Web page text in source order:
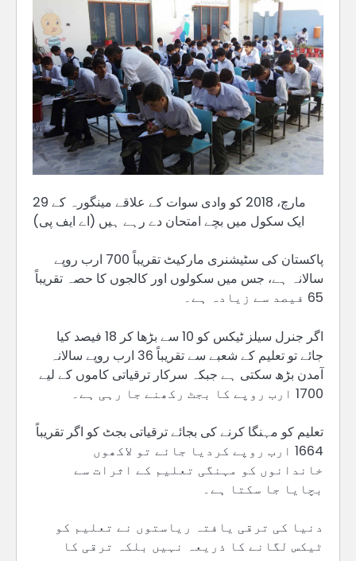
29 مارچ، 2018 کو وادی سوات کے علاقے مینگورہ کے
ایک سکول میں بچے امتحان دے رہے ہیں (اے ایف پی)
پاکستان کی سٹیشنری مارکیٹ تقریباً 700 ارب روپے
سالانہ ہے، جس میں سکولوں اور کالجوں کا حصہ تقریباً
65 فیصد سے زیادہ ہے۔
اگر جنرل سیلز ٹیکس کو 10 سے بڑھا کر 18 فیصد کیا
جائے تو تعلیم کے شعبے سے تقریباً 36 ارب روپے سالانہ
آمدن بڑھ سکتی ہے جبکہ سرکار ترقیاتی کاموں کے لیے
1700 ارب روپے کا بجٹ رکھنے جا رہی ہے۔
تعلیم کو مہنگا کرنے کی بجائے ترقیاتی بجٹ کو اگر تقریباً
1664 ارب روپے کردیا جائے تو لاکھوں
خاندانوں کو مہنگی تعلیم کے اثرات سے
بچایا جا سکتا ہے۔
دنیا کی ترقی یافتہ ریاستوں نے تعلیم کو
ٹیکس لگانے کا ذریعہ نہیں بلکہ ترقی کا